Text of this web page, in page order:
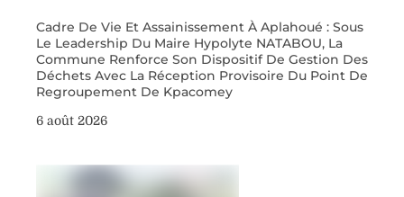
Cadre De Vie Et Assainissement À Aplahoué : Sous
Le Leadership Du Maire Hypolyte NATABOU, La
Commune Renforce Son Dispositif De Gestion Des
Déchets Avec La Réception Provisoire Du Point De
Regroupement De Kpacomey
6 août 2026